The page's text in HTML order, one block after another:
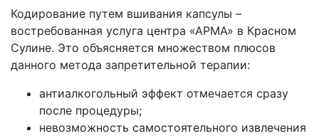
Кодирование путем вшивания капсулы –
востребованная услуга центра «АРМА» в Красном
Сулине. Это объясняется множеством плюсов
данного метода запретительной терапии:
антиалкогольный эффект отмечается сразу
после процедуры;
невозможность самостоятельного извлечения